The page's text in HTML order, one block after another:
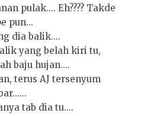
pulak.... Eh???? Takde
pun...
dia balik....
yang belah kiri tu,
baju hujan....
terus AJ tersenyum
tab dia tu....